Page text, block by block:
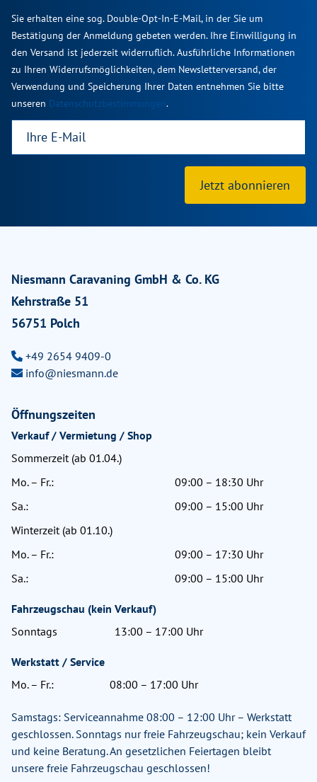
Sie erhalten eine sog. Double-Opt-In-E-Mail, in der Sie um
Bestätigung der Anmeldung gebeten werden. Ihre Einwilligung in
den Versand ist jederzeit widerruflich. Ausführliche Informationen
zu Ihren Widerrufsmöglichkeiten, dem Newsletterversand, der
Verwendung und Speicherung Ihrer Daten entnehmen Sie bitte
unseren Datenschutzbestimmungen.
Jetzt abonnieren
Niesmann Caravaning GmbH & Co. KG
Kehrstraße 51
56751 Polch
+49 2654 9409-0
info@niesmann.de
Öffnungszeiten
Verkauf / Vermietung / Shop
Sommerzeit (ab 01.04.)
Mo. – Fr.:
09:00 – 18:30 Uhr
Sa.:
09:00 – 15:00 Uhr
Winterzeit (ab 01.10.)
Mo. – Fr.:
09:00 – 17:30 Uhr
Sa.:
09:00 – 15:00 Uhr
Fahrzeugschau (kein Verkauf)
Sonntags
13:00 – 17:00 Uhr
Werkstatt / Service
Mo. – Fr.:
08:00 – 17:00 Uhr
Samstags: Serviceannahme 08:00 – 12:00 Uhr – Werkstatt
geschlossen. Sonntags nur freie Fahrzeugschau; kein Verkauf
und keine Beratung. An gesetzlichen Feiertagen bleibt
unsere freie Fahrzeugschau geschlossen!